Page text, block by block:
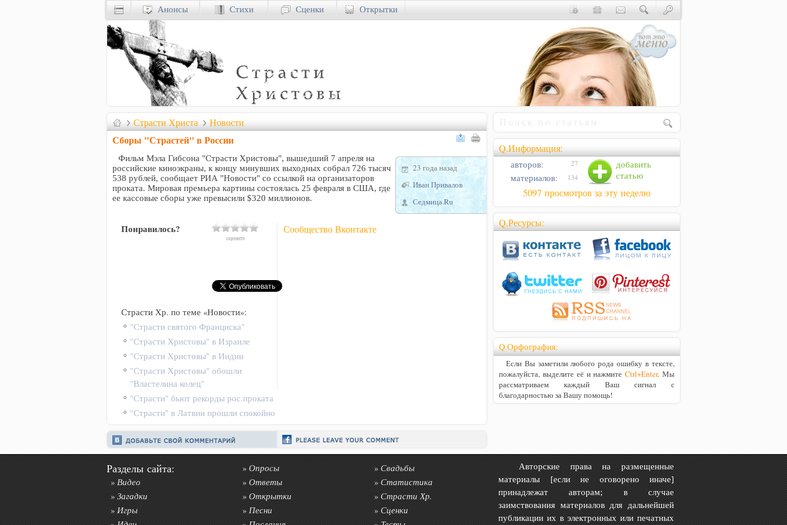
Страсти Христа Новости
Сборы "Страстей" в России
23 года назад
Иван Привалов
Седмица.Ru
Фильм Мэла Гибсона "Страсти Христовы", вышедший 7 апреля на
российские киноэкраны, к концу минувших выходных собрал 726 тысяч
538 рублей, сообщает РИА "Новости" со ссылкой на организаторов
проката. Мировая премьера картины состоялась 25 февраля в США, где
ее кассовые сборы уже превысили $320 миллионов.
Сообщество Вконтакте
Понравилось?
оцените
Страсти Хр. по теме «Новости»:
"Страсти святого Франциска"
"Страсти Христовы" в Израиле
"Страсти Христовы" в Индии
"Страсти Христовы" обошли
"Властелина колец"
"Страсти" бьют рекорды рос.проката
"Страсти" в Латвии прошли спокойно
Q.Информация:
добавить
статью
авторов: 27
материалов: 134
5097 просмотров за эту неделю
Q.Ресурсы:
Q.Орфография:
Если Вы заметили любого рода ошибку в тексте,
пожалуйста, выделите её и нажмитеCtrl+Enter. Мы
рассматриваем каждый Ваш сигнал с
благодарностью за Вашу помощь!
Анонсы Стихи Сценки Открытки
Разделы сайта:
»Видео
»Загадки
»Игры
»Опросы
»Ответы
»Открытки
»Песни
»Свадьбы
»Статистика
»Страсти Хр.
»Сценки
Авторские права на размещенные
материалы [если не оговорено иначе]
принадлежат авторам; в случае
заимствования материалов для дальнейшей
публикации их в электронных или печатных